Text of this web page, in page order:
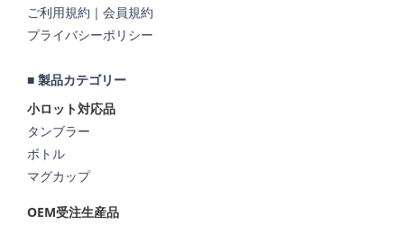
ご利用規約 ｜ 会員規約
プライバシーポリシー
■ 製品カテゴリー
小ロット対応品
タンブラー
ボトル
マグカップ
OEM受注生産品